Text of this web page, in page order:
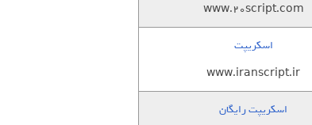
www.20script.com
اسکریپت
www.iranscript.ir
اسکریپت رایگان